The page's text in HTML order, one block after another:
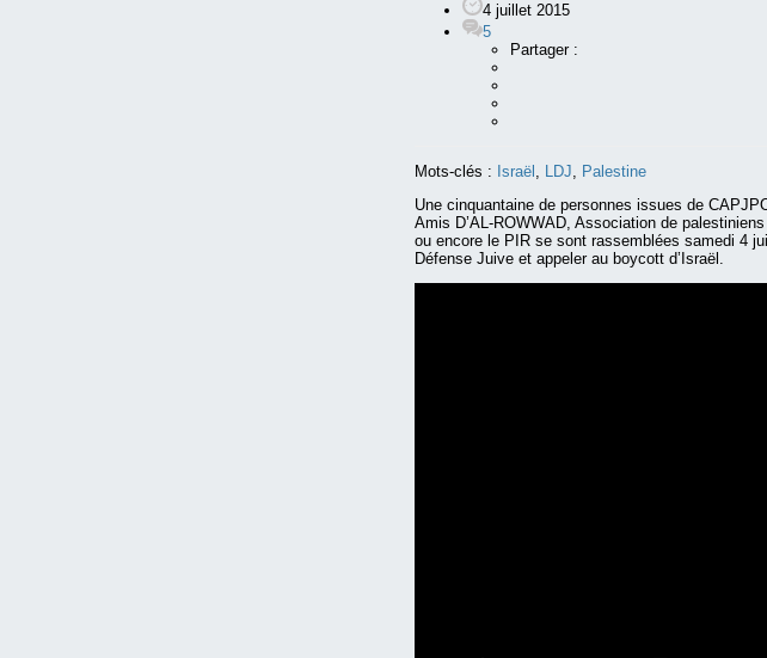
4 juillet 2015
5
Partager :
Mots-clés : Israël , LDJ, Palestine
Une cinquantaine de personnes issues de
Amis D’AL-ROWWAD, Association de
ou encore le PIR se sont rassemblées samedi 4
Défense Juive et appeler au boycott d’Israël.